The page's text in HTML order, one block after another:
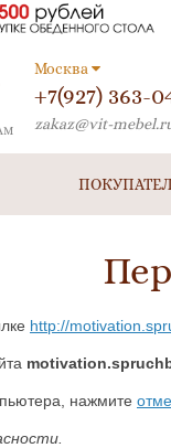
Москва
+7(927) 363-
zakaz@vit-
http://
нажмите